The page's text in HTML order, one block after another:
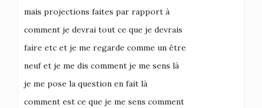
mais projections faites par rapport à
comment je devrai tout ce que je devrais
faire etc et je me regarde comme un être
neuf et je me dis comment je me sens là
je me pose la question en fait là
comment est ce que je me sens comment